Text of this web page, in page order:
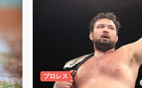
プロレス